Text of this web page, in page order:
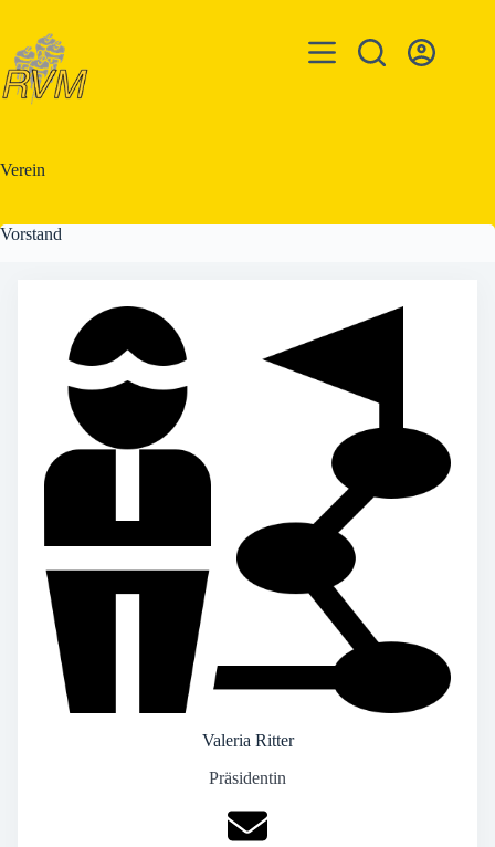
springen
Verein
Vorstand
Valeria Ritter
Präsidentin